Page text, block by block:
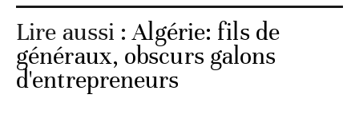
Lire aussi :Algérie: fils de
généraux, obscurs galons
d'entrepreneurs